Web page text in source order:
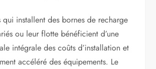
qui installent des bornes de recharge
ou leur flotte bénéficient d’une
intégrale des coûts d’installation et
accéléré des équipements. Le